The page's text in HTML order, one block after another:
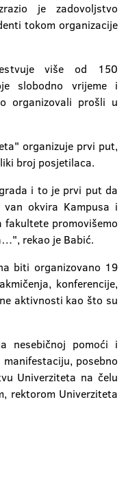
je zadovoljstvo
tokom organizacije
više od 150
slobodno vrijeme i
organizovali prošli u
organizuje prvi put,
broj posjetilaca.
i to je prvi put da
van okvira Kampusa i
fakultete promovišemo
rekao je Babić.
biti organizovano 19
konferencije,
aktivnosti kao što su
nesebičnoj pomoći i
posebno
Univerziteta na čelu
rektorom Univerziteta